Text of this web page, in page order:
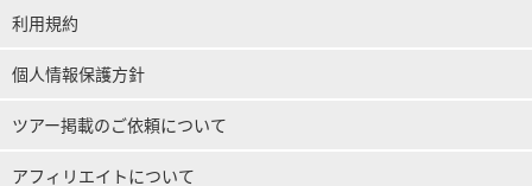
利用規約
個人情報保護方針
ツアー掲載のご依頼について
アフィリエイトについて